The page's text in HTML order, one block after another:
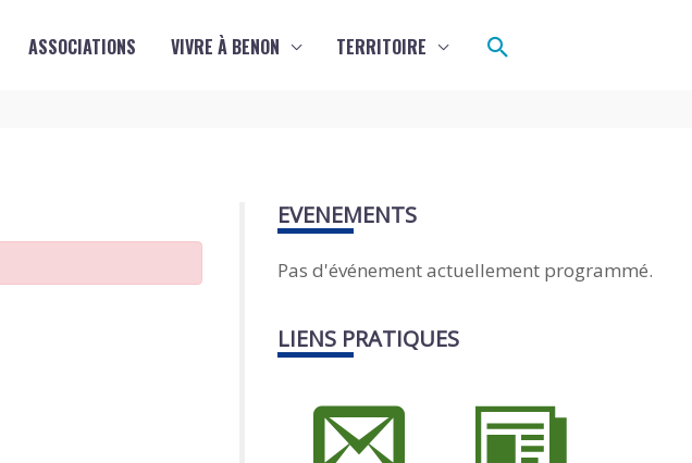
ASSOCIATIONS VIVRE À BENON TERRITOIRE Rechercher
EVENEMENTS
Pas d'événement actuellement programmé.
LIENS PRATIQUES